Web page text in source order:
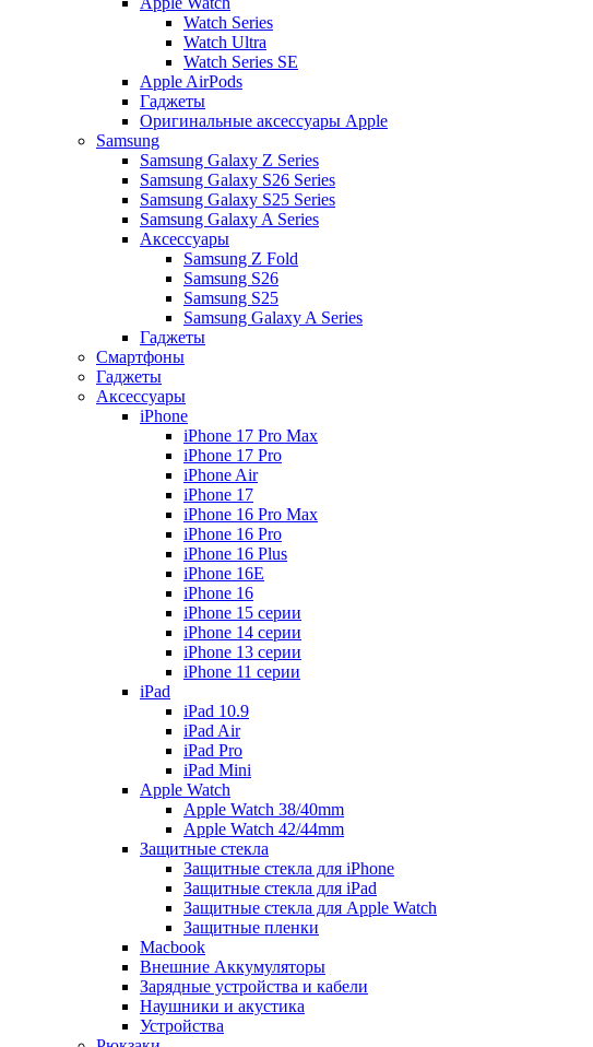
Watch Series
Watch Ultra
Watch Series SE
Apple AirPods
Гаджеты
Оригинальные аксессуары Apple
Samsung
Samsung Galaxy Z Series
Samsung Galaxy S26 Series
Samsung Galaxy S25 Series
Samsung Galaxy A Series
Аксессуары
Samsung Z Fold
Samsung S26
Samsung S25
Samsung Galaxy A Series
Гаджеты
Смартфоны
Гаджеты
Аксессуары
iPhone
iPhone 17 Pro Max
iPhone 17 Pro
iPhone Air
iPhone 17
iPhone 16 Pro Max
iPhone 16 Pro
iPhone 16 Plus
iPhone 16E
iPhone 16
iPhone 15 серии
iPhone 14 серии
iPhone 13 серии
iPhone 11 серии
iPad
iPad 10.9
iPad Air
iPad Pro
iPad Mini
Apple Watch
Apple Watch 38/40mm
Apple Watch 42/44mm
Защитные стекла
Защитные стекла для iPhone
Защитные стекла для iPad
Защитные стекла для Apple Watch
Защитные пленки
Macbook
Внешние Аккумуляторы
Зарядные устройства и кабели
Наушники и акустика
Устройства